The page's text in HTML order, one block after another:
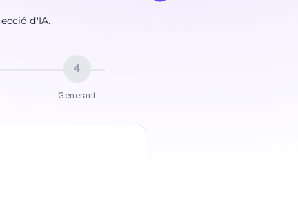
d'IA.
4
Generant